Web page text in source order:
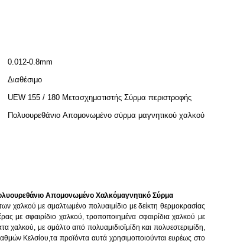
0.012-0.8mm
Διαθέσιμο
UEW 155 / 180 Μετασχηματιστής Σύρμα περιστροφής
Πολυουρεθάνιο Απομονωμένο σύρμα μαγνητικού χαλκού
Απομονωμένο Χαλκόμαγνητικό Σύρμα
με σμαλτωμένο πολυαιμίδιο με δείκτη θερμοκρασίας
με σφαιρίδιο χαλκού, τροποποιημένα σφαιρίδια χαλκού με
χαλκού, με σμάλτο από πολυαμιδιοϊμίδη και πολυεστεριμίδη,
Κελσίου,τα προϊόντα αυτά χρησιμοποιούνται ευρέως στο